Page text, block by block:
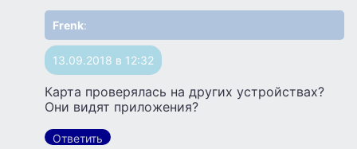
Frenk:
13.09.2018 в 12:32
Карта проверялась на других устройствах?
Они видят приложения?
Ответить